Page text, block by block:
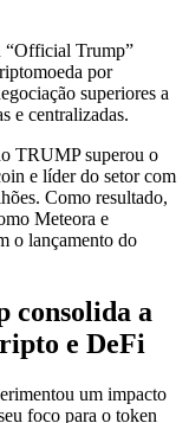
“Official Trump”
por
superiores a
e centralizadas.
TRUMP superou o
e líder do setor com
Como resultado,
Meteora e
o lançamento do
consolida a
e DeFi
um impacto
foco para o token